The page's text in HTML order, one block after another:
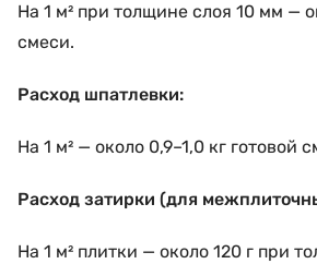
На 1 м² при толщине слоя 10 мм —
смеси.
Расход шпатлевки:
На 1 м² — около 0,9–1,0 кг готовой
Расход затирки (для
На 1 м² плитки — около 120 г при